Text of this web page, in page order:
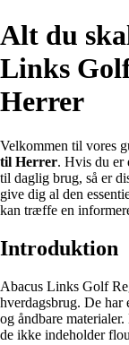
Alt du
Links
Herrer
Velkommen til vores
til Herrer. Hvis du er
til daglig brug, så er
give dig al den
kan træffe en
Introduktion
Abacus Links Golf
hverdagsbrug. De har
og åndbare
de ikke indeholder